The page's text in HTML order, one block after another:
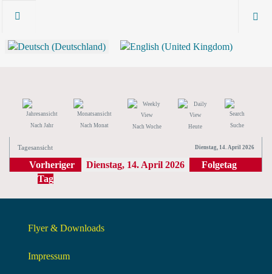
Nach Jahr Nach Monat Nach Woche Heute Suche
Tagesansicht Dienstag, 14. April 2026
Vorheriger
Tag
Dienstag, 14. April 2026 Folgetag
Flyer & Downloads
Impressum